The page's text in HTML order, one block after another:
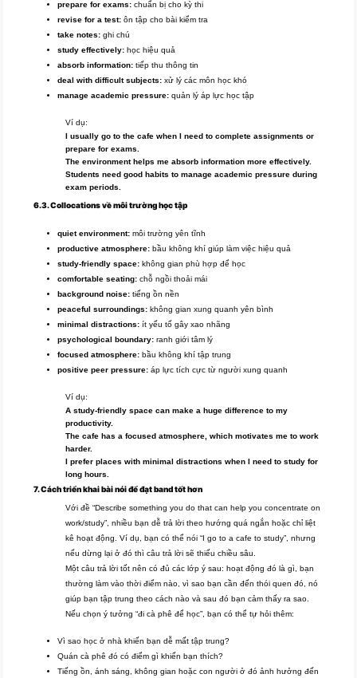
prepare for exams: chuẩn bị cho kỳ thi
revise for a test: ôn tập cho bài kiểm tra
take notes: ghi chú
study effectively: học hiệu quả
absorb information: tiếp thu thông tin
deal with difficult subjects: xử lý các môn học khó
manage academic pressure: quản lý áp lực học tập
Ví dụ:
I usually go to the cafe when I need to complete assignments or
prepare for exams.
The environment helps me absorb information more effectively.
Students need good habits to manage academic pressure during
exam periods.
6.3. Collocations về môi trường học tập
quiet environment: môi trường yên tĩnh
productive atmosphere: bầu không khí giúp làm việc hiệu quả
study-friendly space: không gian phù hợp để học
comfortable seating: chỗ ngồi thoải mái
background noise: tiếng ồn nền
peaceful surroundings: không gian xung quanh yên bình
minimal distractions: ít yếu tố gây xao nhãng
psychological boundary: ranh giới tâm lý
focused atmosphere: bầu không khí tập trung
positive peer pressure: áp lực tích cực từ người xung quanh
Ví dụ:
A study-friendly space can make a huge difference to my
productivity.
The cafe has a focused atmosphere, which motivates me to work
harder.
I prefer places with minimal distractions when I need to study for
long hours.
7. Cách triển khai bài nói để đạt band tốt hơn
Với đề “Describe something you do that can help you concentrate on
work/study”, nhiều bạn dễ trả lời theo hướng quá ngắn hoặc chỉ liệt
kê hoạt động. Ví dụ, bạn có thể nói “I go to a cafe to study”, nhưng
nếu dừng lại ở đó thì câu trả lời sẽ thiếu chiều sâu.
Một câu trả lời tốt nên có đủ các lớp ý sau: hoạt động đó là gì, bạn
thường làm vào thời điểm nào, vì sao bạn cần đến thói quen đó, nó
giúp bạn tập trung theo cách nào và sau đó bạn cảm thấy ra sao.
Nếu chọn ý tưởng “đi cà phê để học”, bạn có thể tự hỏi thêm:
Vì sao học ở nhà khiến bạn dễ mất tập trung?
Quán cà phê đó có điểm gì khiến bạn thích?
Tiếng ồn, ánh sáng, không gian hoặc con người ở đó ảnh hưởng đến